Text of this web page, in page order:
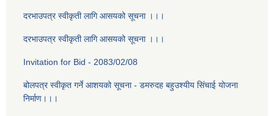
दरभाउपत्र स्वीकृती लागि आसयको सूचना ।।।
दरभाउपत्र स्वीकृती लागि आसयको सूचना ।।।
Invitation for Bid - 2083/02/08
बोलपत्र स्वीकृत गर्ने आशयको सूचना - डमरुदह बहुउश्यीय सिंचाई योजना
निर्माण।।।